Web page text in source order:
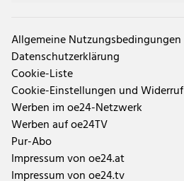
Allgemeine Nutzungsbedingungen
Datenschutzerklärung
Cookie-Liste
Cookie-Einstellungen und Widerruf
Werben im oe24-Netzwerk
Werben auf oe24TV
Pur-Abo
Impressum von oe24.at
Impressum von oe24.tv